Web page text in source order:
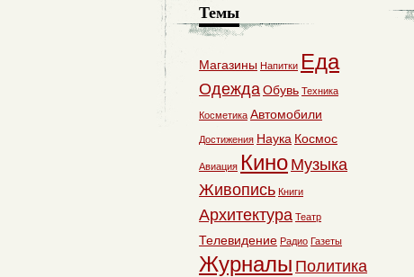
Темы
Магазины Напитки Еда
ОдеждаОбувь Техника
Косметика Автомобили
Достижения Наука Космос
Авиация Кино Музыка
Живопись Книги
Архитектура Театр
Телевидение Радио Газеты
Журналы Политика